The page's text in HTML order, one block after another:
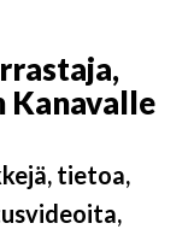
Kanavalle
tietoa,